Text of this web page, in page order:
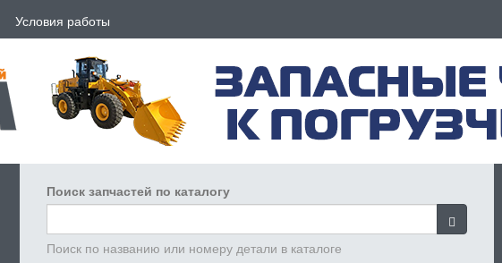
Условия работы
Поиск запчастей по каталогу
Поиск по названию или номеру детали в каталоге